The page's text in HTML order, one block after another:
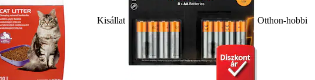
Kisállat Otthon-hobbi